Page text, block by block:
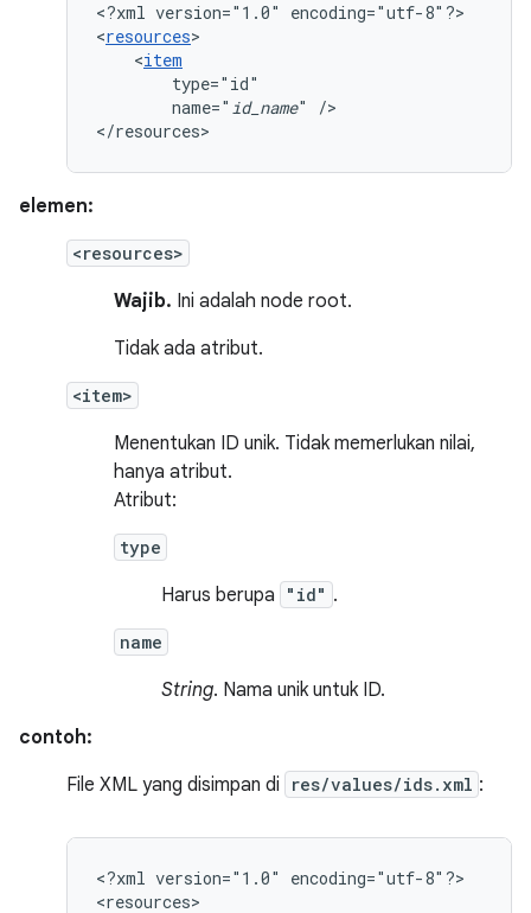
<?xml version="1.0"
encoding="utf-8"?>
<resources
<item
name=" id_name"
/>
</resources>
elemen:
<resources>
Wajib. Ini adalah node root.
Tidak ada atribut.
<item>
Menentukan ID unik. Tidak memerlukan nilai,
hanya atribut.
Atribut:
type
Harus berupa "id" .
name
String. Nama unik untuk ID.
contoh:
File XML yang disimpan di
res/values/ids.xml :
<?xml version="1.0"
encoding="utf-8"?>